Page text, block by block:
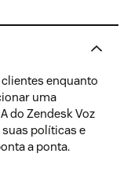
enquanto
uma
do Zendesk Voz
políticas e
a ponta.